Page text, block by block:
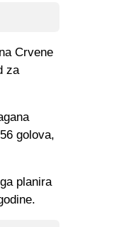
Crvene
za
golova,
planira